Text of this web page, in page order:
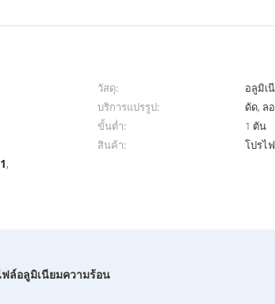
วัสดุ:
อลูมิเ
บริการแปรรูป:
ดัด, ล
ขั้นต่ำ:
1 ตัน
สินค้า:
โปรไ
,
ล์อลูมิเนียมความร้อน